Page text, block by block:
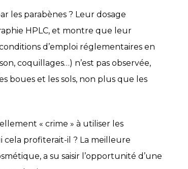
les parabènes ? Leur dosage
HPLC, et montre que leur
d’emploi réglementaires en
coquillages…) n’est pas observée,
boues et les sols, non plus que les
« crime » à utiliser les
cela profiterait-il ? La meilleure
a su saisir l’opportunité d’une